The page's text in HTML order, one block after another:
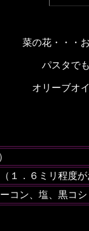
菜の花・・・
パスタで
オリーブオ
１．６ミリ程度
コン、塩、黒コ